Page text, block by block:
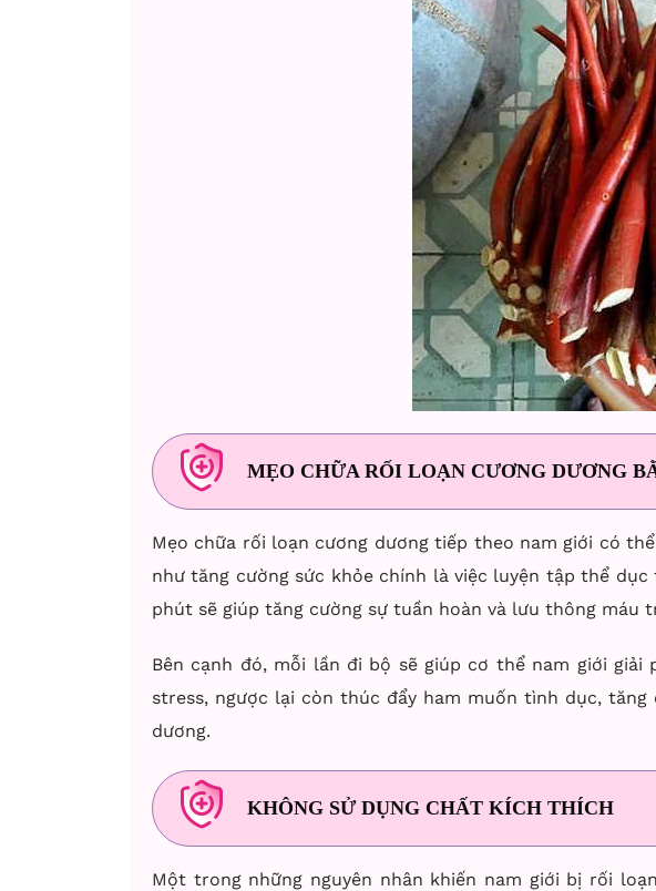
MẸO CHỮA RỐI LOẠN CƯƠNG DƯƠNG
Mẹo chữa rối loạn cương dương tiếp theo nam giới có
như tăng cường sức khỏe chính là việc luyện tập thể dục
phút sẽ giúp tăng cường sự tuần hoàn và lưu thông máu
Bên cạnh đó, mỗi lần đi bộ sẽ giúp cơ thể nam giới
stress, ngược lại còn thúc đẩy ham muốn tình dục,
dương.
KHÔNG SỬ DỤNG CHẤT KÍCH THÍCH
Một trong những nguyên nhân khiến nam giới bị rối